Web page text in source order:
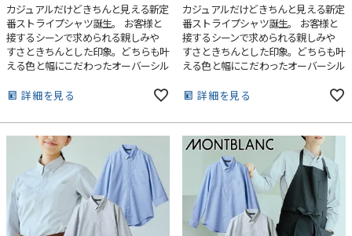
カジュアルだけどきちんと見える新定
番ストライプシャツ誕生。 お客様と
接するシーンで求められる親しみや
すさときちんとした印象。どちらも叶
える色と幅にこだわったオーバーシル
詳細を見る
カジュアルだけどきちんと見える新定
番ストライプシャツ誕生。 お客様と
接するシーンで求められる親しみや
すさときちんとした印象。どちらも叶
える色と幅にこだわったオーバーシル
詳細を見る